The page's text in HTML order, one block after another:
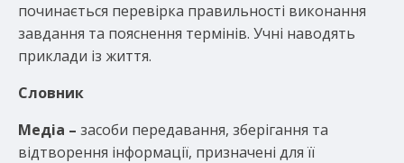
починається перевірка правильності виконання
завдання та пояснення термінів. Учні наводять
приклади із життя.
Словник
Медіа – засоби передавання, зберігання та
відтворення інформації, призначені для її